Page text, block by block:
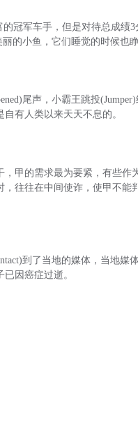
的冠军车手，但是对待总成绩
丽的小鱼，它们睡觉的时候也
尾声，小霸王跳投
有人类以来天天不息的。
甲的需求最为要紧，有些作
往往在中间使诈，使甲不能
到了当地的媒体，当地媒
因癌症过逝。